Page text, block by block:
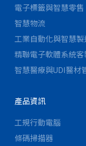
電子標籤與智慧零售
智慧物流
工業自動化與智慧製
精聯電子軟體系統
智慧醫療與UDI醫材
產品資訊
工規行動電腦
條碼掃描器